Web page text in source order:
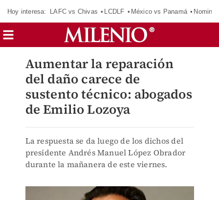
Hoy interesa: LAFC vs Chivas LCDLF México vs Panamá
Aumentar la reparación
del daño carece de
sustento técnico: abogados
de Emilio Lozoya
La respuesta se da luego de los dichos del
presidente Andrés Manuel López Obrador
durante la mañanera de este viernes.